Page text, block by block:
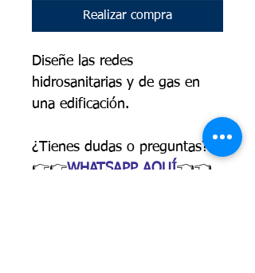
Realizar compra
Diseñe las redes
hidrosanitarias y de gas en
una edificación.
¿Tienes dudas o preguntas?
👉👉WHATSAPP AQUÍ👈👈